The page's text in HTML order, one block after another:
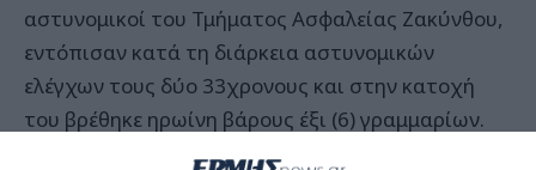
αστυνομικοί του Τμήματος Ασφαλείας Ζακύνθου,
εντόπισαν κατά τη διάρκεια αστυνομικών
ελέγχων τους δύο 33χρονους και στην κατοχή
του βρέθηκε ηρωίνη βάρους έξι (6) γραμμαρίων.
Η δεύτερη περίπτωση αφορούσε τον εντοπισμό